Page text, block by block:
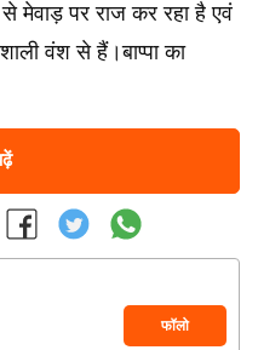
से मेवाड़ पर राज कर रहा है एवं
वंश से हैं।बाप्पा का
फॉलो